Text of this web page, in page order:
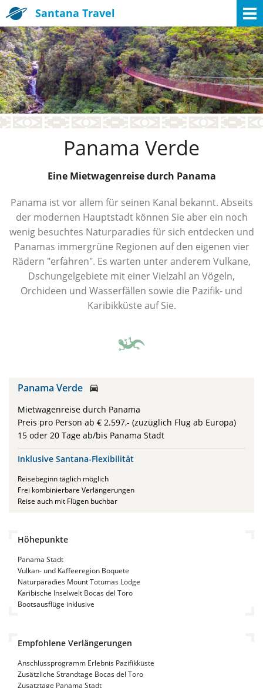
Santana Travel
Panama Verde
Eine Mietwagenreise durch Panama
Panama ist vor allem für seinen Kanal bekannt. Abseits
der modernen Hauptstadt können Sie aber ein noch
wenig besuchtes Naturparadies für sich entdecken und
Panamas immergrüne Regionen auf den eigenen vier
Rädern "erfahren". Es warten unter anderem Vulkane,
Dschungelgebiete mit einer Vielzahl an Vögeln,
Orchideen und Wasserfällen sowie die Pazifik- und
Karibikküste auf Sie.
Panama Verde 
Mietwagenreise durch Panama
Preis pro Person ab € 2.597,- (zuzüglich Flug ab Europa)
15 oder 20 Tage ab/bis Panama Stadt
Inklusive Santana-Flexibilität
Reisebeginn täglich möglich
Frei kombinierbare Verlängerungen
Reise auch mit Flügen buchbar
Höhepunkte
Panama Stadt
Vulkan- und Kaffeeregion Boquete
Naturparadies Mount Totumas Lodge
Karibische Inselwelt Bocas del Toro
Bootsausflüge inklusive
Empfohlene Verlängerungen
Anschlussprogramm Erlebnis Pazifikküste
Zusätzliche Strandtage Bocas del Toro
Zusatztage Panama Stadt